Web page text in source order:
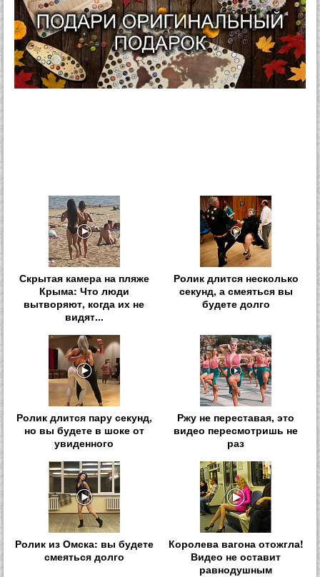
Скрытая камера на пляже
Крыма: Что люди
вытворяют, когда их не
видят...
Ролик длится несколько
секунд, а смеяться вы
будете долго
Ролик длится пару секунд,
но вы будете в шоке от
увиденного
Ржу не переставая, это
видео пересмотришь не
раз
Ролик из Омска: вы будете
смеяться долго
Королева вагона отожгла!
Видео не оставит
равнодушным